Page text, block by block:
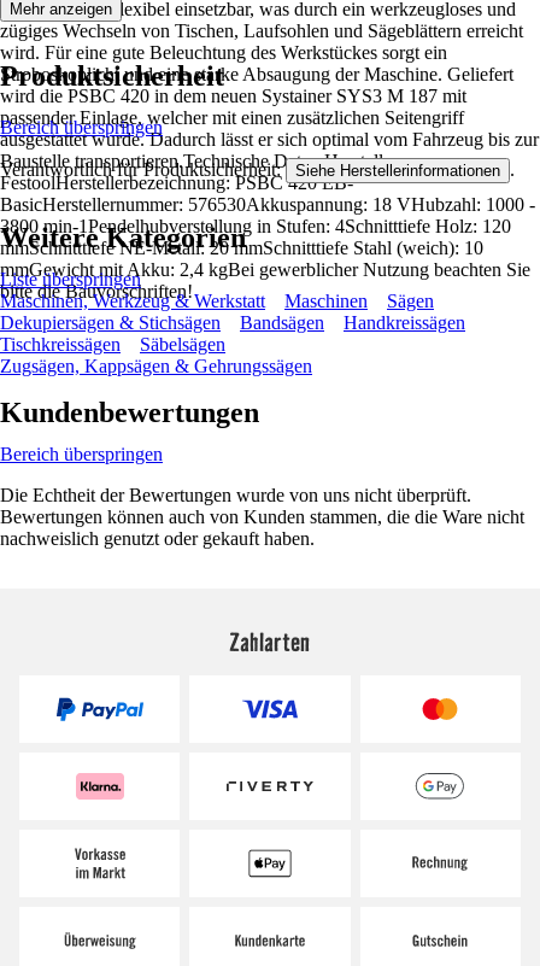
ist zudem sehr flexibel einsetzbar, was durch ein werkzeugloses und
zügiges Wechseln von Tischen, Laufsohlen und Sägeblättern erreicht
wird. Für eine gute Beleuchtung des Werkstückes sorgt ein
Stroboskoplicht und eine starke Absaugung der Maschine. Geliefert
wird die PSBC 420 in dem neuen Systainer SYS3 M 187 mit
passender Einlage, welcher mit einen zusätzlichen Seitengriff
ausgestattet wurde. Dadurch lässt er sich optimal vom Fahrzeug bis zur
Baustelle transportieren.Technische Daten:Hersteller:
FestoolHerstellerbezeichnung: PSBC 420 EB-
BasicHerstellernummer: 576530Akkuspannung: 18 VHubzahl: 1000 -
3800 min-1Pendelhubverstellung in Stufen: 4Schnitttiefe Holz: 120
mmSchnitttiefe NE-Metall: 20 mmSchnitttiefe Stahl (weich): 10
mmGewicht mit Akku: 2,4 kgBei gewerblicher Nutzung beachten Sie
bitte die Bauvorschriften!
Mehr anzeigen
Produktsicherheit
Bereich überspringen
Verantwortlich für Produktsicherheit: Siehe Herstellerinformationen .
Weitere Kategorien
Liste überspringen
Maschinen, Werkzeug & Werkstatt
Maschinen
Sägen
Dekupiersägen & Stichsägen
Bandsägen
Handkreissägen
Tischkreissägen
Säbelsägen
Zugsägen, Kappsägen & Gehrungssägen
Kundenbewertungen
Bereich überspringen
Die Echtheit der Bewertungen wurde von uns nicht überprüft.
Bewertungen können auch von Kunden stammen, die die Ware nicht
nachweislich genutzt oder gekauft haben.
Zahlarten